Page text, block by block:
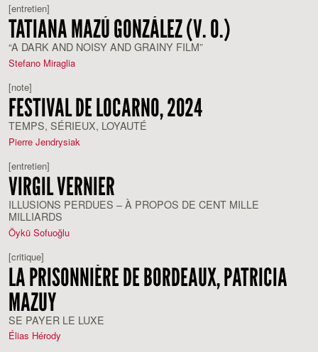
[entretien]
TATIANA MAZÚ GONZÁLEZ (V. O.)
“A DARK AND NOISY AND GRAINY FILM”
Stefano Miraglia
[note]
FESTIVAL DE LOCARNO, 2024
TEMPS, SÉRIEUX, LOYAUTÉ
Pierre Jendrysiak
[entretien]
VIRGIL VERNIER
ILLUSIONS PERDUES – À PROPOS DE CENT MILLE
MILLIARDS
Öykü Sofuoğlu
[critique]
LA PRISONNIÈRE DE BORDEAUX, PATRICIA
MAZUY
SE PAYER LE LUXE
Élias Hérody